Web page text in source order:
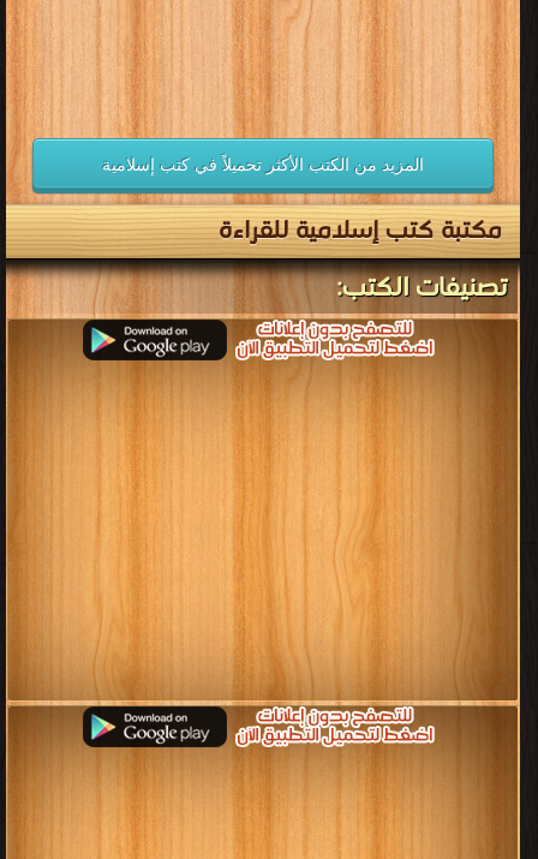
المزيد من الكتب الأكثر تحميلاً في كتب إسلامية
مكتبة كتب إسلامية للقراءة
تصنيفات الكتب: